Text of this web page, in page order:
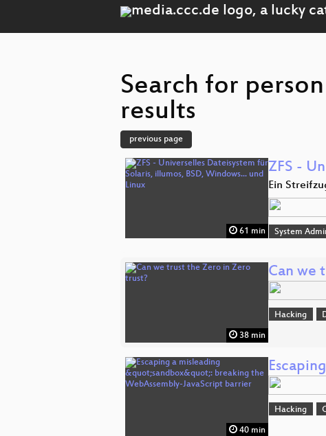
Search for
results
previous page
61 min
ZFS -
Ein
System
38 min
Can we
Hacking
40 min
Hacking